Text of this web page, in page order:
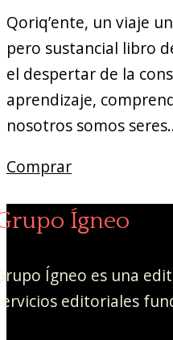
Qoriq’ente, un viaje
pero sustancial libro
el despertar de la
aprendizaje,
nosotros somos
Comprar
Ígneo
Ígneo es una
editoriales